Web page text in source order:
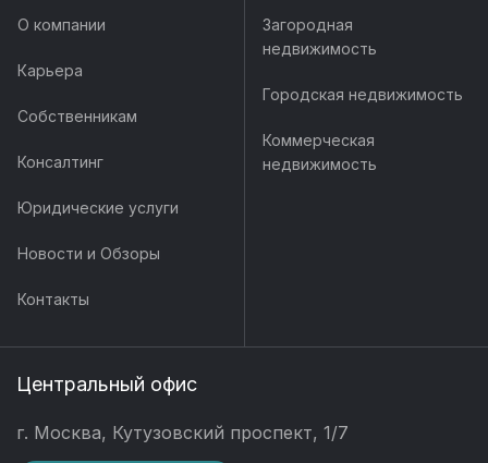
О компании
Карьера
Собственникам
Консалтинг
Юридические услуги
Новости и Обзоры
Контакты
Загородная
недвижимость
Городская недвижимость
Коммерческая
недвижимость
Центральный офис
г. Москва, Кутузовский проспект, 1/7